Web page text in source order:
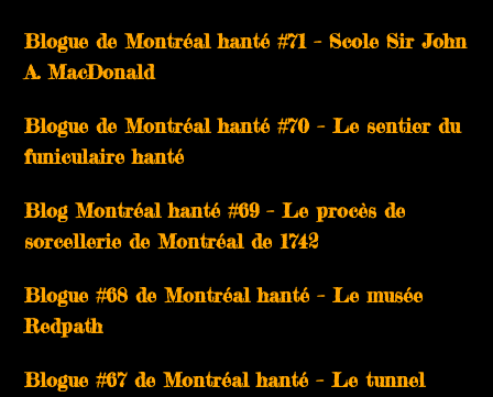
Blogue de Montréal hanté #71 – Scole Sir John
A. MacDonald
Blogue de Montréal hanté #70 – Le sentier du
funiculaire hanté
Blog Montréal hanté #69 – Le procès de
sorcellerie de Montréal de 1742
Blogue #68 de Montréal hanté – Le musée
Redpath
Blogue #67 de Montréal hanté – Le tunnel